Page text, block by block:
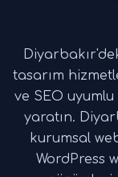
tasarım
ve SEO
yaratın.
kurumsal
WordPress